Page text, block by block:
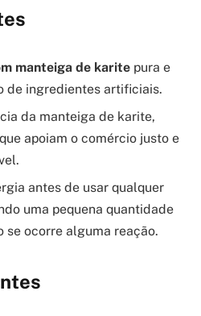
manteiga de karite pura e
de ingredientes artificiais.
da manteiga de karite,
apoiam o comércio justo e
antes de usar qualquer
uma pequena quantidade
se ocorre alguma reação.